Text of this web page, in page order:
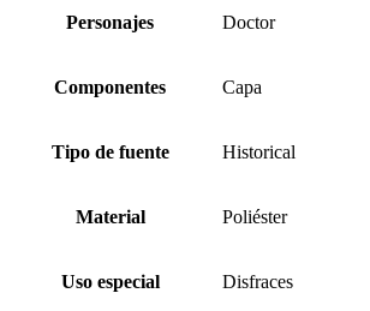
Personajes Doctor
Componentes Capa
Tipo de fuente Historical
Material Poliéster
Uso especial Disfraces